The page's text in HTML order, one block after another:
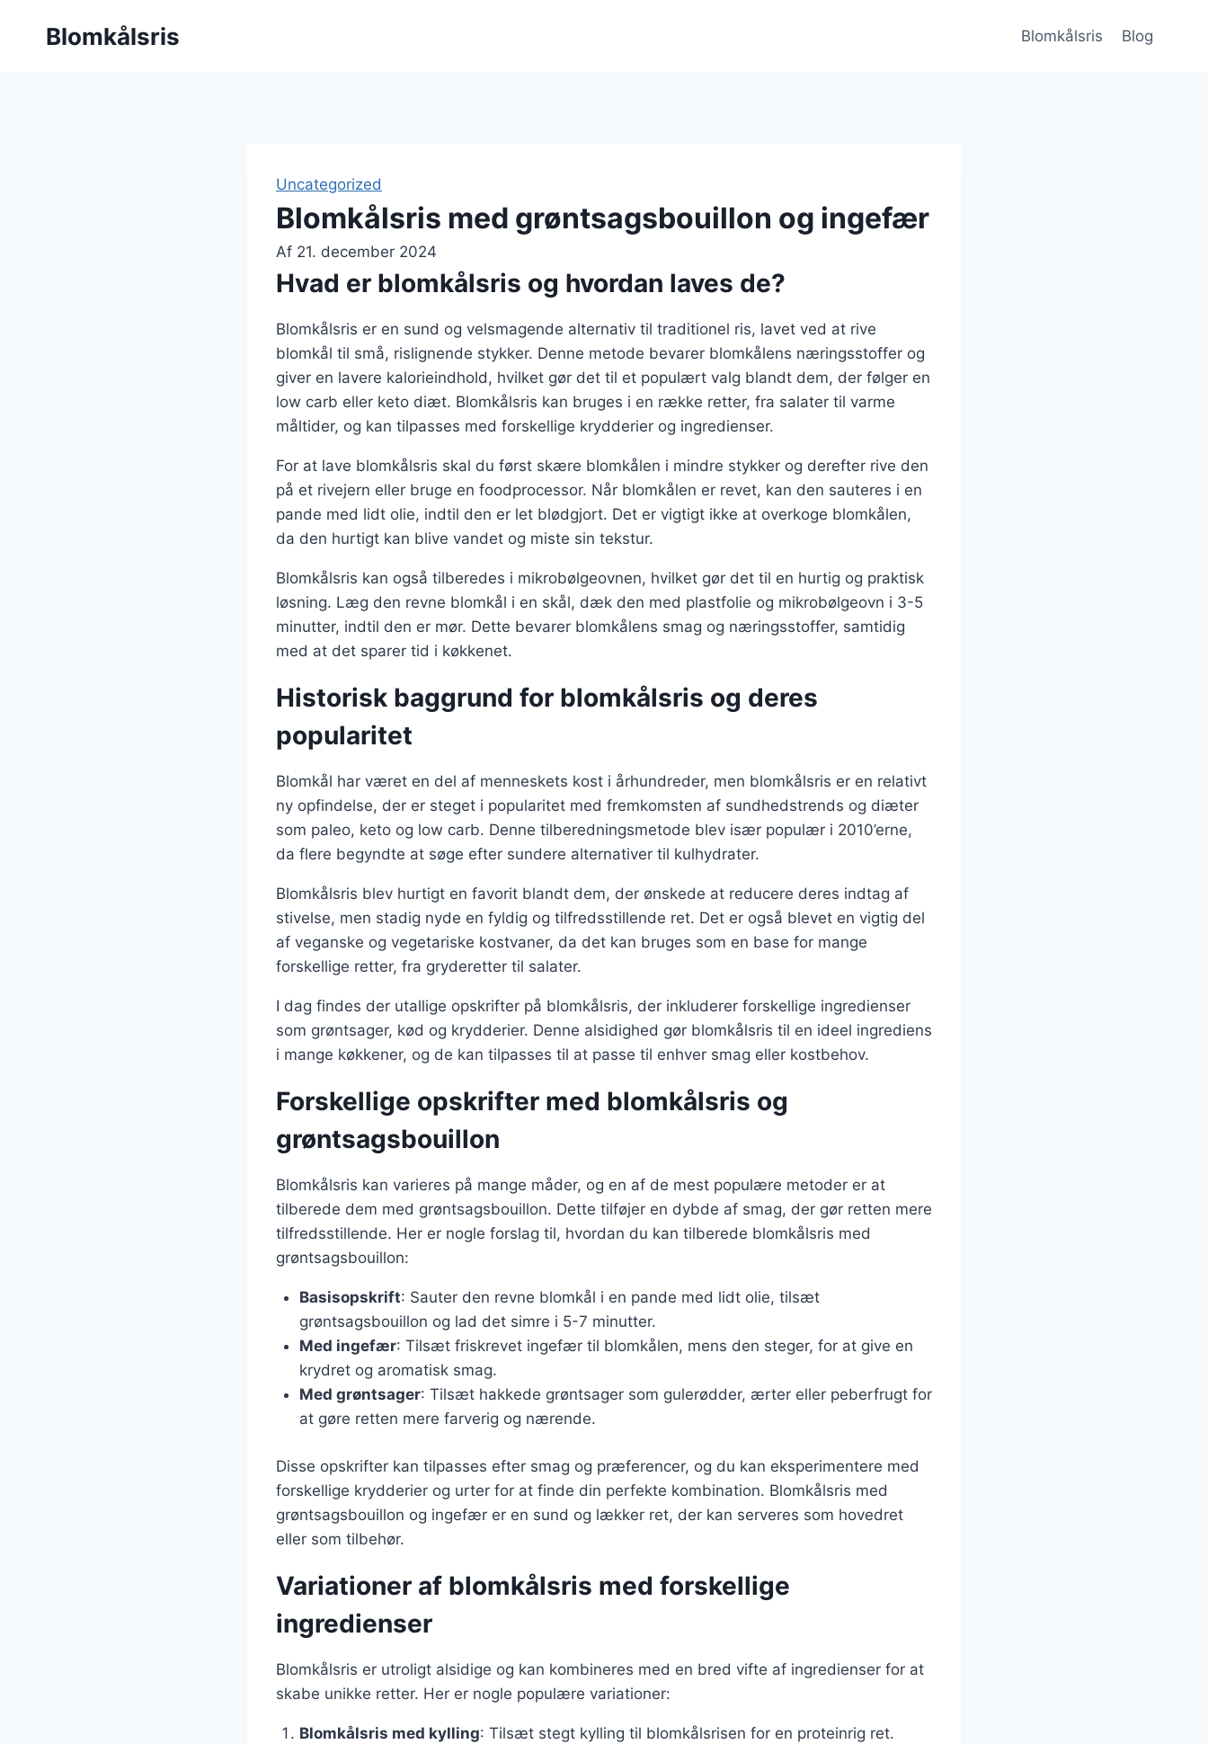
Blomkålsris Blomkålsris Blog
Uncategorized
Blomkålsris med grøntsagsbouillon og ingefær
Af 21. december 2024
Hvad er blomkålsris og hvordan laves de?
Blomkålsris er en sund og velsmagende alternativ til traditionel ris, lavet ved at rive
blomkål til små, rislignende stykker. Denne metode bevarer blomkålens næringsstoffer og
giver en lavere kalorieindhold, hvilket gør det til et populært valg blandt dem, der følger en
low carb eller keto diæt. Blomkålsris kan bruges i en række retter, fra salater til varme
måltider, og kan tilpasses med forskellige krydderier og ingredienser.
For at lave blomkålsris skal du først skære blomkålen i mindre stykker og derefter rive den
på et rivejern eller bruge en foodprocessor. Når blomkålen er revet, kan den sauteres i en
pande med lidt olie, indtil den er let blødgjort. Det er vigtigt ikke at overkoge blomkålen,
da den hurtigt kan blive vandet og miste sin tekstur.
Blomkålsris kan også tilberedes i mikrobølgeovnen, hvilket gør det til en hurtig og praktisk
løsning. Læg den revne blomkål i en skål, dæk den med plastfolie og mikrobølgeovn i 3-5
minutter, indtil den er mør. Dette bevarer blomkålens smag og næringsstoffer, samtidig
med at det sparer tid i køkkenet.
Historisk baggrund for blomkålsris og deres
popularitet
Blomkål har været en del af menneskets kost i århundreder, men blomkålsris er en relativt
ny opfindelse, der er steget i popularitet med fremkomsten af sundhedstrends og diæter
som paleo, keto og low carb. Denne tilberedningsmetode blev især populær i 2010’erne,
da flere begyndte at søge efter sundere alternativer til kulhydrater.
Blomkålsris blev hurtigt en favorit blandt dem, der ønskede at reducere deres indtag af
stivelse, men stadig nyde en fyldig og tilfredsstillende ret. Det er også blevet en vigtig del
af veganske og vegetariske kostvaner, da det kan bruges som en base for mange
forskellige retter, fra gryderetter til salater.
I dag findes der utallige opskrifter på blomkålsris, der inkluderer forskellige ingredienser
som grøntsager, kød og krydderier. Denne alsidighed gør blomkålsris til en ideel ingrediens
i mange køkkener, og de kan tilpasses til at passe til enhver smag eller kostbehov.
Forskellige opskrifter med blomkålsris og
grøntsagsbouillon
Blomkålsris kan varieres på mange måder, og en af de mest populære metoder er at
tilberede dem med grøntsagsbouillon. Dette tilføjer en dybde af smag, der gør retten mere
tilfredsstillende. Her er nogle forslag til, hvordan du kan tilberede blomkålsris med
grøntsagsbouillon:
Basisopskrift: Sauter den revne blomkål i en pande med lidt olie, tilsæt
grøntsagsbouillon og lad det simre i 5-7 minutter.
Med ingefær: Tilsæt friskrevet ingefær til blomkålen, mens den steger, for at give en
krydret og aromatisk smag.
Med grøntsager: Tilsæt hakkede grøntsager som gulerødder, ærter eller peberfrugt for
at gøre retten mere farverig og nærende.
Disse opskrifter kan tilpasses efter smag og præferencer, og du kan eksperimentere med
forskellige krydderier og urter for at finde din perfekte kombination. Blomkålsris med
grøntsagsbouillon og ingefær er en sund og lækker ret, der kan serveres som hovedret
eller som tilbehør.
Variationer af blomkålsris med forskellige
ingredienser
Blomkålsris er utroligt alsidige og kan kombineres med en bred vifte af ingredienser for at
skabe unikke retter. Her er nogle populære variationer:
Blomkålsris med kylling: Tilsæt stegt kylling til blomkålsrisen for en proteinrig ret.